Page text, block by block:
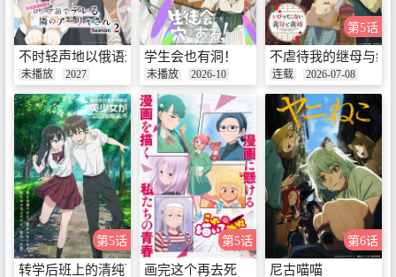
第4话 田边警官的目标 / 奇妙的来
访者 / 田边警官和穗高 / 真壁鹤菱
的黄昏 / 待续 / 小悦与地道英语与
面包茉莉 / 人类十字路口
首播：2025-07-27
第5话 塔 / 糟糕时间 / 算盘与麻花
辫 / 飞驰而过的青春 / 绝对安全新
仓
首播：2025-08-03
第6话 早上好安达太良 / 新仓vs足
球部 / 临终进行曲 / 坐席与香雪兰
不时轻声地以俄语遮羞的邻座艾莉同学 第二季
未播放 2027
学生会也有洞！
未播放 2026-10
第5话
不虐待我的继母与继
连载 2026-07-08
第5话
转学后班上的清纯可爱美少女，竟是小时候玩在一起的哥们儿
第5话
画完这个再去死
第6话
尼古喵喵